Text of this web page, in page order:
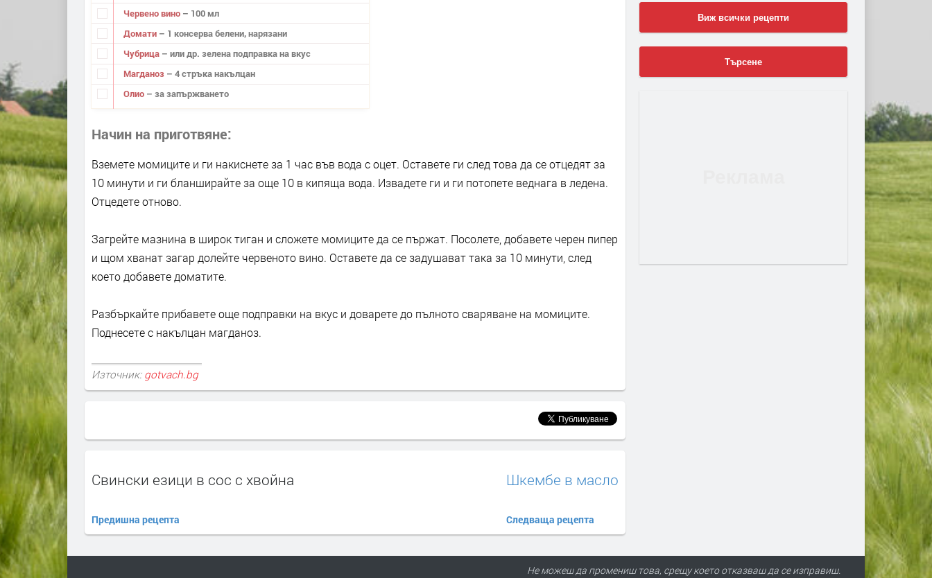
Червено вино – 100 мл
Домати – 1 консерва белени, нарязани
Чубрица – или др. зелена подправка на вкус
Магданоз – 4 стръка накълцан
Олио – за запържването
Начин на приготвяне
Вземете момиците и ги накиснете за 1 час във вода с оцет. Оставете ги след това да се отцедят за
10 минути и ги бланширайте за още 10 в кипяща вода. Извадете ги и ги потопете веднага в ледена.
Отцедете отново.
Загрейте мазнина в широк тиган и сложете момиците да се пържат. Посолете, добавете черен пипер
и щом хванат загар долейте червеното вино. Оставете да се задушават така за 10 минути, след
което добавете доматите.
Разбъркайте прибавете още подправки на вкус и доварете до пълното сваряване на момиците.
Поднесете с накълцан магданоз.
Източник: gotvach.bg
Свински езици в сос с хвойна
Предишна рецепта
Шкембе в масло
Следваща рецепта
Виж всички рецепти
Търсене
Не можеш да промениш това, срещу което отказваш да се изправиш.